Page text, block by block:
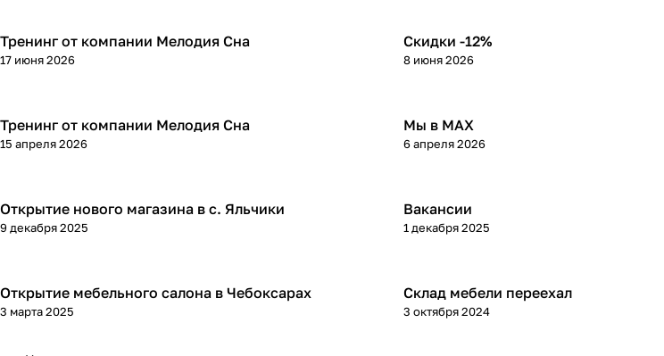
Тренинг от компании Мелодия Сна
17 июня 2026
Скидки -12%
8 июня 2026
Тренинг от компании Мелодия Сна
15 апреля 2026
Мы в МАХ
6 апреля 2026
Открытие нового магазина в с. Яльчики
9 декабря 2025
Вакансии
1 декабря 2025
Открытие мебельного салона в Чебоксарах
3 марта 2025
Склад мебели переехал
3 октября 2024